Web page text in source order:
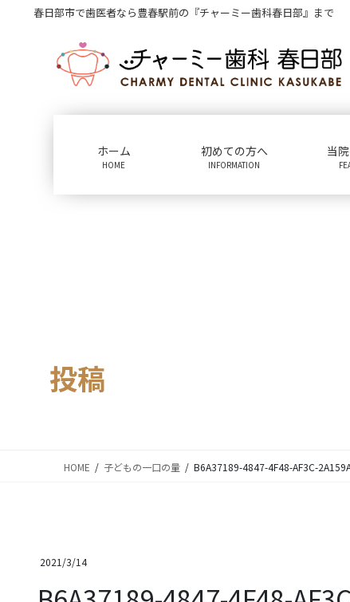
春日部市で歯医者なら豊春駅前の『チャーミー歯科春日部』まで
ホーム
HOME
初めての方へ
INFORMATION
当
投稿
HOME 子どもの一口の量 B6A37189-4847-4F48-AF3C-
2021/3/14